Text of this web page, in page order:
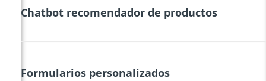
Chatbot recomendador de productos
Formularios personalizados